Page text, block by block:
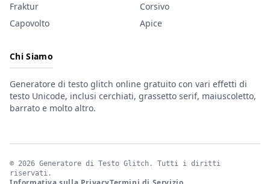
Fraktur
Corsivo
Capovolto
Apice
Chi Siamo
Generatore di testo glitch online gratuito con vari effetti di
testo Unicode, inclusi cerchiati, grassetto serif, maiuscoletto,
barrato e molto altro.
© 2026 Generatore di Testo Glitch. Tutti i diritti
riservati.